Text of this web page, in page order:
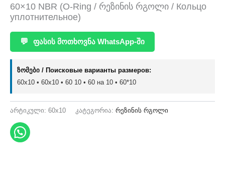
60×10 NBR (O-Ring / რეზინის რგოლი / Кольцо
уплотнительное)
💬 ფასის მოთხოვნა WhatsApp-ში
ზომები / Поисковые варианты размеров:
60x10 • 60х10 • 60 10 • 60 на 10 • 60*10
არტიკული: 60x10 კატეგორია: რეზინის რგოლი